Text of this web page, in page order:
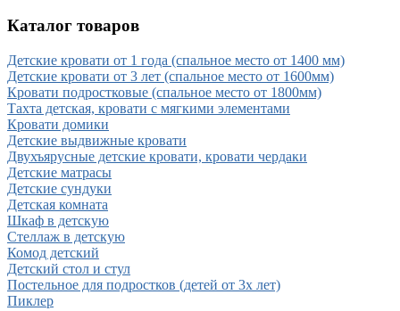
Каталог товаров
Детские кровати от 1 года (спальное место от 1400 мм)
Детские кровати от 3 лет (спальное место от 1600мм)
Кровати подростковые (спальное место от 1800мм)
Тахта детская, кровати с мягкими элементами
Кровати домики
Детские выдвижные кровати
Двухъярусные детские кровати, кровати чердаки
Детские матрасы
Детские сундуки
Детская комната
Шкаф в детскую
Стеллаж в детскую
Комод детский
Детский стол и стул
Постельное для подростков (детей от 3х лет)
Пиклер